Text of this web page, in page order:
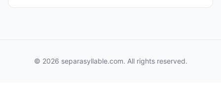
© 2026 separasyllable.com. All rights reserved.